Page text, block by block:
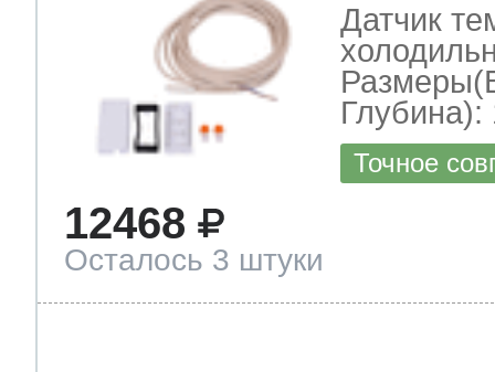
Датчик
Глубина):
Точное
12468
Осталось 3 штуки